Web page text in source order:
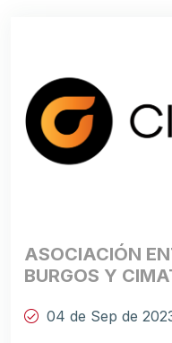
ASOCIACIÓN
BURGOS Y
04 de Sep de